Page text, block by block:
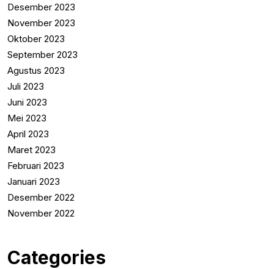
Desember 2023
November 2023
Oktober 2023
September 2023
Agustus 2023
Juli 2023
Juni 2023
Mei 2023
April 2023
Maret 2023
Februari 2023
Januari 2023
Desember 2022
November 2022
Categories